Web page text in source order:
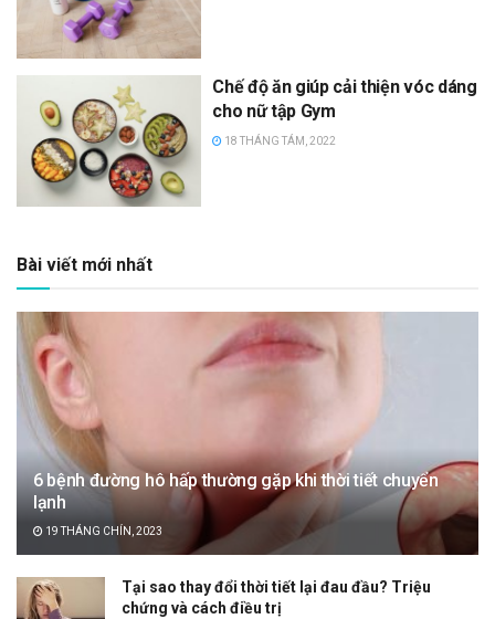
Chế độ ăn giúp cải thiện vóc dáng
cho nữ tập Gym
18 THÁNG TÁM, 2022
Bài viết mới nhất
6 bệnh đường hô hấp thường gặp khi thời tiết chuyển
lạnh
19 THÁNG CHÍN, 2023
Tại sao thay đổi thời tiết lại đau đầu? Triệu
chứng và cách điều trị